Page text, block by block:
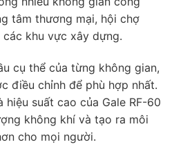
tâm thương mại, hội chợ
khu vực xây dựng.
cụ thể của từng không gian,
điều chỉnh để phù hợp nhất.
hiệu suất cao của Gale RF-60
không khí và tạo ra môi
cho mọi người.